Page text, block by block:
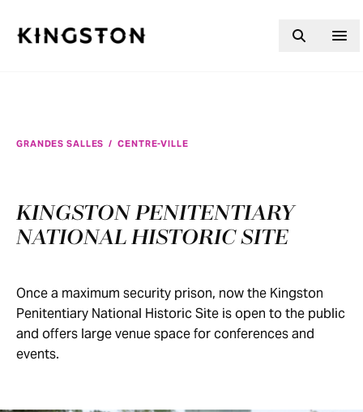
GRANDES SALLES / CENTRE-VILLE
KINGSTON PENITENTIARY
NATIONAL HISTORIC SITE
Once a maximum security prison, now the Kingston
Penitentiary National Historic Site is open to the public
and offers large venue space for conferences and
events.